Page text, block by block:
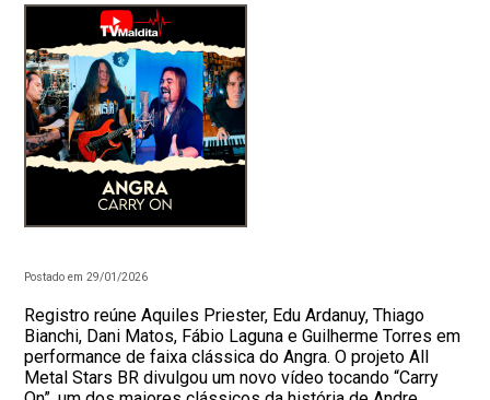
Postado em 29/01/2026
Registro reúne Aquiles Priester, Edu Ardanuy, Thiago
Bianchi, Dani Matos, Fábio Laguna e Guilherme Torres em
performance de faixa clássica do Angra. O projeto All
Metal Stars BR divulgou um novo vídeo tocando “Carry